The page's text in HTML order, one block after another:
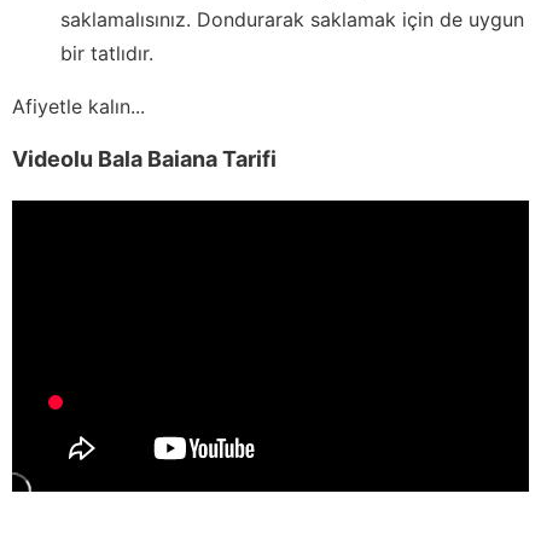
saklamalısınız. Dondurarak saklamak için de uygun
bir tatlıdır.
Afiyetle kalın...
Videolu Bala Baiana Tarifi